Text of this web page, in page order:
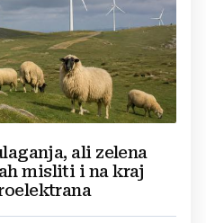
ali zelena
misliti i na kraj